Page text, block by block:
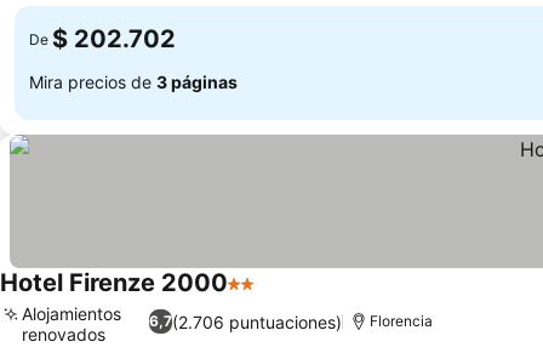
De $ 202.702
Mira precios de 3 páginas
Hotel Firenze 20002 Estrellas
6,7(2.706 puntuaciones)
Alojamientos
renovados
Florencia